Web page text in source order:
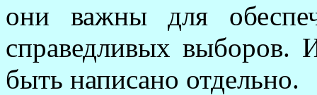
они важны для
справедливых выборов.
быть написано отдельно.